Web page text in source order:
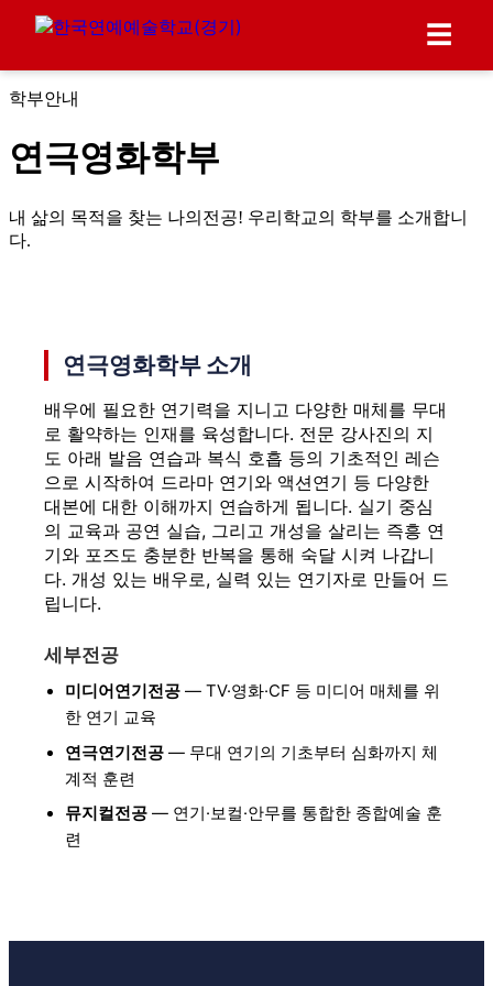
☰
학부안내
연극영화학부
내 삶의 목적을 찾는 나의전공! 우리학교의 학부를 소개합니
다.
연극영화학부 소개
배우에 필요한 연기력을 지니고 다양한 매체를 무대
로 활약하는 인재를 육성합니다. 전문 강사진의 지
도 아래 발음 연습과 복식 호흡 등의 기초적인 레슨
으로 시작하여 드라마 연기와 액션연기 등 다양한
대본에 대한 이해까지 연습하게 됩니다. 실기 중심
의 교육과 공연 실습, 그리고 개성을 살리는 즉흥 연
기와 포즈도 충분한 반복을 통해 숙달 시켜 나갑니
다. 개성 있는 배우로, 실력 있는 연기자로 만들어 드
립니다.
세부전공
미디어연기전공 — TV·영화·CF 등 미디어 매체를 위
한 연기 교육
연극연기전공 — 무대 연기의 기초부터 심화까지 체
계적 훈련
뮤지컬전공 — 연기·보컬·안무를 통합한 종합예술 훈
련